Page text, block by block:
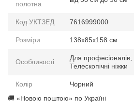
полотна
Код УКТЗЕД 7616999000
Розміри 138х85х158 см
Особливості
Для професіоналів,
Телескопічні ніжки
Колір
Чорний
🚚 «Новою поштою» по Україні